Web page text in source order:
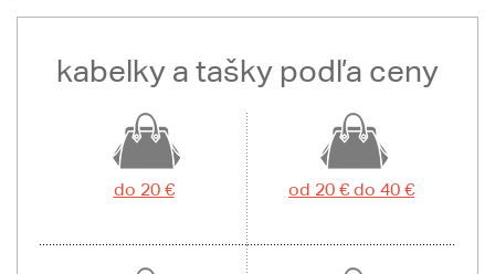
kabelky a tašky podľa ceny
do 20 € od 20 € do 40 €